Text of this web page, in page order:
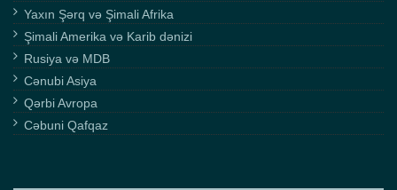
Yaxın Şərq və Şimali Afrika
Şimali Amerika və Karib dənizi
Rusiya və MDB
Cənubi Asiya
Qərbi Avropa
Cəbuni Qafqaz